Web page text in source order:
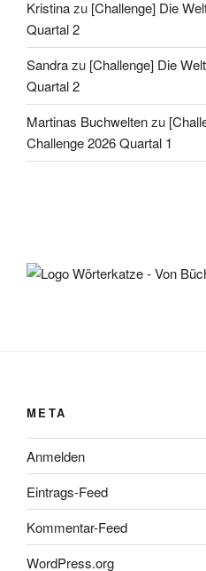
Kristinazu [Challenge] Die
Quartal 2
Sandrazu [Challenge] Die
Quartal 2
Martinas Buchweltenzu
Challenge 2026 Quartal 1
META
Anmelden
Eintrags-Feed
Kommentar-Feed
WordPress.org